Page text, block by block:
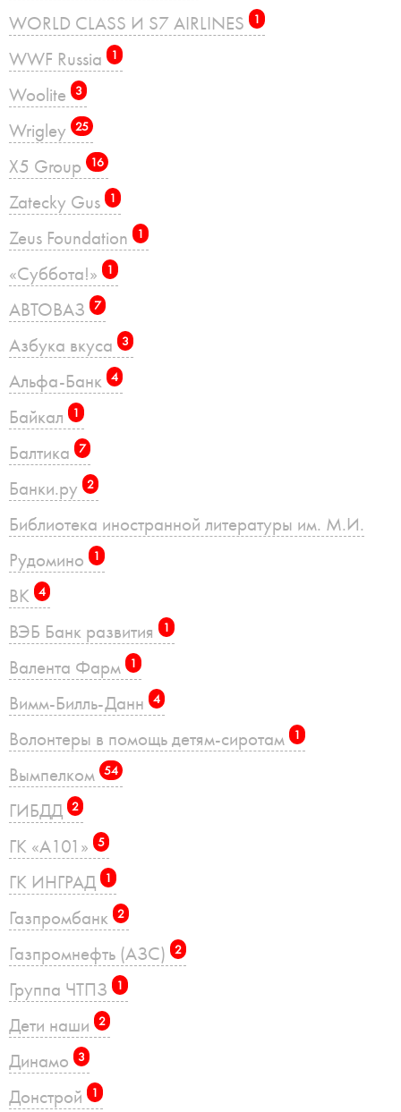
WORLD CLASS И S7 AIRLINES 1
WWF Russia 1
Woolite 3
Wrigley 25
X5 Group 16
Zatecky Gus 1
Zeus Foundation 1
«Суббота!» 1
АВТОВАЗ 7
Азбука вкуса 3
Альфа-Банк 4
Байкал 1
Балтика 7
Банки.ру 2
Библиотека иностранной литературы им. М.И.
Рудомино
1
ВК 4
ВЭБ Банк развития 1
Валента Фарм 1
Вимм-Билль-Данн 4
Волонтеры в помощь детям-сиротам 1
Вымпелком 54
ГИБДД 2
ГК «А101» 5
ГК ИНГРАД 1
Газпромбанк 2
Газпромнефть (АЗС) 2
Группа ЧТПЗ 1
Дети наши 2
Динамо 3
Донстрой 1